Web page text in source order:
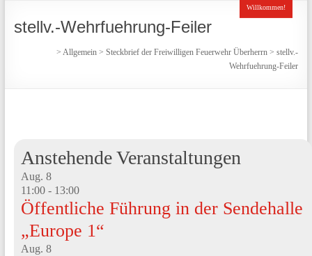
Willkommen!
stellv.-Wehrfuehrung-Feiler
>Allgemein >Steckbrief der Freiwilligen Feuerwehr Überherrn >stellv.-
Wehrfuehrung-Feiler
Anstehende Veranstaltungen
Aug. 8
11:00- 13:00
Öffentliche Führung in der Sendehalle
„Europe 1“
Aug. 8